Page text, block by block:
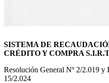
SISTEMA DE
CRÉDITO Y COMPRA
Resolución General Nº 2/2.019 y
15/2.024